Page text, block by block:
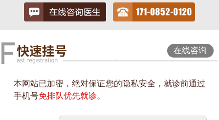
在线咨询
本网站已加密，绝对保证您的隐私安全，就诊前通过
手机号免排队优先就诊。